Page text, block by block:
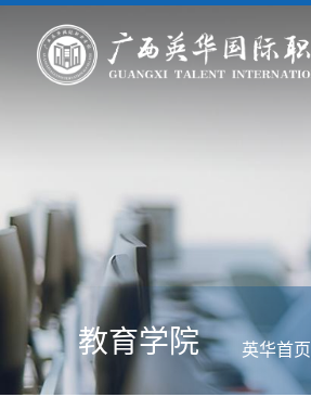
教育学院 英华首页